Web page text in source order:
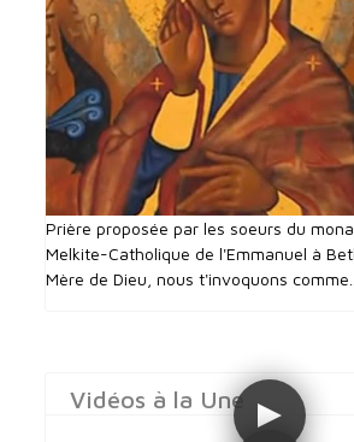
Prière proposée par les soeurs du
Melkite-Catholique de l'Emmanuel à
Mère de Dieu, nous t'invoquons comme...
Vidéos à la Une